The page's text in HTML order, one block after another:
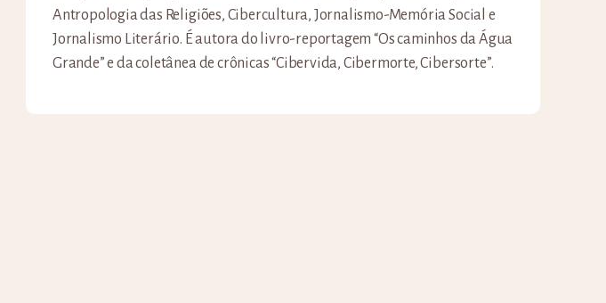
Antropologia das Religiões, Cibercultura, Jornalismo-Memória Social e
Jornalismo Literário. É autora do livro-reportagem “Os caminhos da Água
Grande” e da coletânea de crônicas “Cibervida, Cibermorte, Cibersorte”.